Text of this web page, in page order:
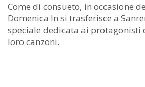
Come di consueto, in occasione
Domenica In si trasferisce a
speciale dedicata ai protagonisti
loro canzoni.